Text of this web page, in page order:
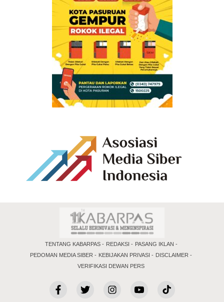
TENTANG KABARPAS REDAKSI
PASANG IKLAN
PEDOMAN MEDIA SIBER
KEBIJAKAN PRIVASI
DISCLAIMER
VERIFIKASI DEWAN PERS